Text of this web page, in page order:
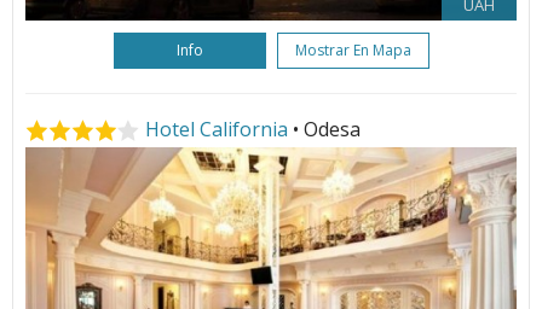
Info Mostrar En Mapa
Hotel California • Odesa